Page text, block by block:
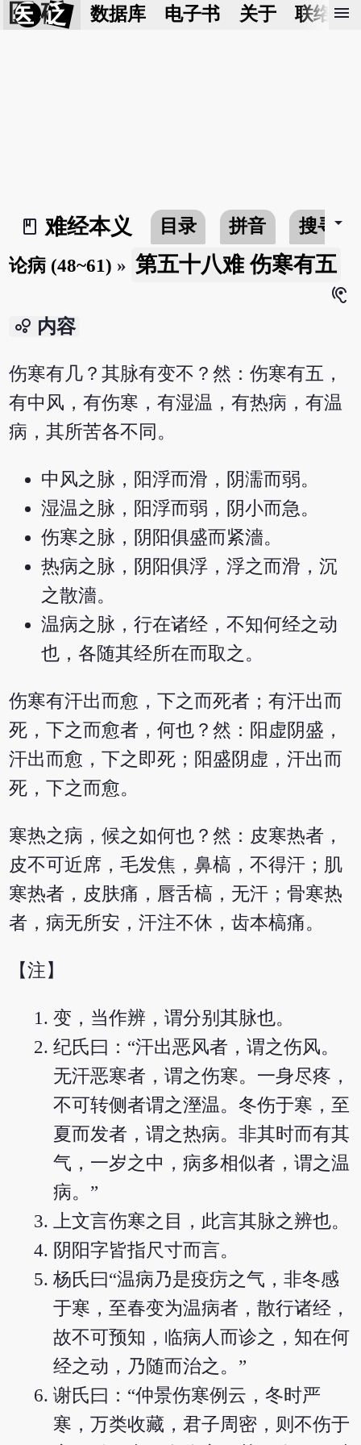
医 砭 数据库 电子书 关于 联络我
menu
book_2
难经本义 目录 拼音 搜寻arrow_drop_down
论病 (48~61) » 第五十八难 伤寒有五
hearing
bubble_chart 内容
伤寒有几？其脉有变不？然：伤寒有五，
有中风，有伤寒，有湿温，有热病，有温
病，其所苦各不同。
中风之脉，阳浮而滑，阴濡而弱。
湿温之脉，阳浮而弱，阴小而急。
伤寒之脉，阴阳俱盛而紧濇。
热病之脉，阴阳俱浮，浮之而滑，沉
之散濇。
温病之脉，行在诸经，不知何经之动
也，各随其经所在而取之。
伤寒有汗出而愈，下之而死者；有汗出而
死，下之而愈者，何也？然：阳虚阴盛，
汗出而愈，下之即死；阳盛阴虚，汗出而
死，下之而愈。
寒热之病，候之如何也？然：皮寒热者，
皮不可近席，毛发焦，鼻槁，不得汗；肌
寒热者，皮肤痛，唇舌槁，无汗；骨寒热
者，病无所安，汗注不休，齿本槁痛。
【注】
变，当作辨，谓分别其脉也。
纪氏曰：“汗出恶风者，谓之伤风。
无汗恶寒者，谓之伤寒。一身尽疼，
不可转侧者谓之溼温。冬伤于寒，至
夏而发者，谓之热病。非其时而有其
气，一岁之中，病多相似者，谓之温
病。”
上文言伤寒之目，此言其脉之辨也。
阴阳字皆指尺寸而言。
杨氏曰“温病乃是疫疠之气，非冬感
于寒，至春变为温病者，散行诸经，
故不可预知，临病人而诊之，知在何
经之动，乃随而治之。”
谢氏曰：“仲景伤寒例云，冬时严
寒，万类收藏，君子周密，则不伤于